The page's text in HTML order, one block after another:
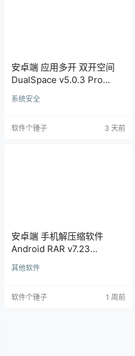
安卓端 应用多开 双开空间
DualSpace v5.0.3 Pro
系统安全
软件个锤子 3 天前
安卓端 手机解压缩软件
Android RAR v7.23
build134 | 软件个锤子
R3232
其他软件
软件个锤子 1 周前